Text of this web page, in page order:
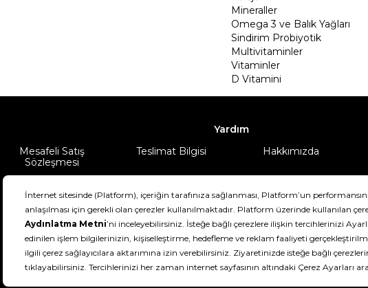
Mineraller
Omega 3 ve Balık Yağları
Sindirim Probiyotik
Multivitaminler
Vitaminler
D Vitamini
Yardım
Mesafeli Satış
Sözleşmesi
Teslimat Bilgisi Hakkımızda
DeFactoFIT ©️ 2022-2026. Tüm hakları saklıdır.